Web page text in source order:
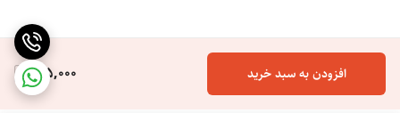
165,000 افزودن به سبد خرید